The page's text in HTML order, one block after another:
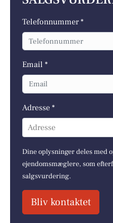
Telefonnummer *
Email *
Adresse *
Adresse
Dine oplysninger deles med
ejendomsmæglere, som
salgsvurdering.
Bliv kontaktet